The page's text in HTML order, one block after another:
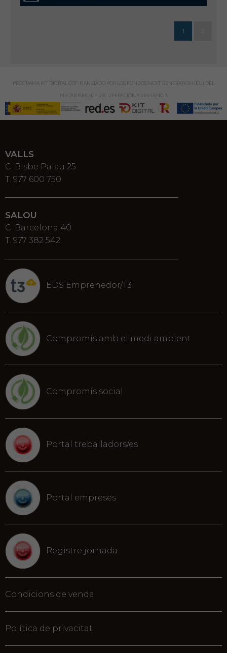
1
PROGRAMA KIT DIGITAL COFINANCIADO POR LOS FONDOS NEXT GENERATION (EU) DEL
MECANISMO DE RECUPERACIÓN Y RESILENCIA
VALLS
C. Bisbe Palau 25
T. 977 600 750
SALOU
C. Barcelona 40
T. 977 382 542
EDS Emprenedor/T3
Compromís amb el medi ambient
Compromís social
Portal treballadors/es
Portal empreses
Registre jornada
Condicions de venda
Política de privacitat